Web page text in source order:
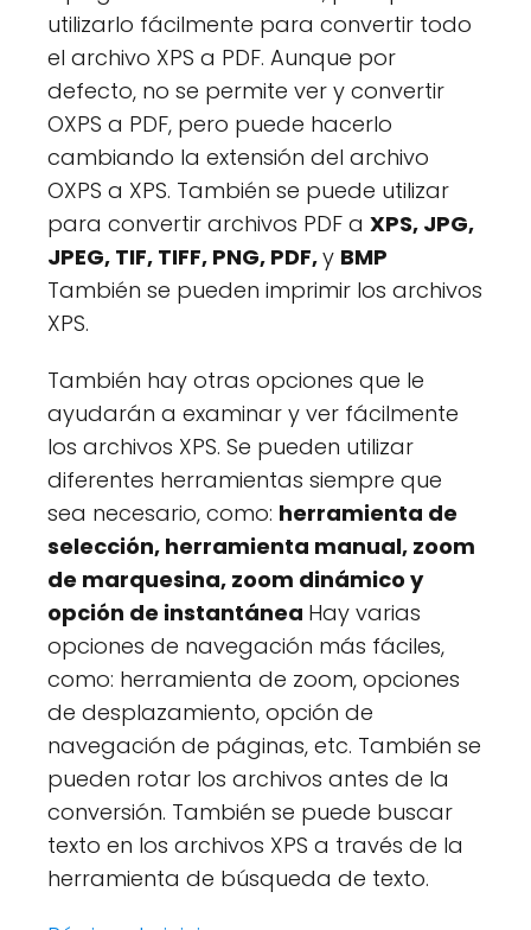
utilizarlo fácilmente para convertir todo
el archivo XPS a PDF. Aunque por
defecto, no se permite ver y convertir
OXPS a PDF, pero puede hacerlo
cambiando la extensión del archivo
OXPS a XPS. También se puede utilizar
para convertir archivos PDF a XPS, JPG,
JPEG, TIF, TIFF, PNG, PDF,y BMP
También se pueden imprimir los archivos
XPS.
También hay otras opciones que le
ayudarán a examinar y ver fácilmente
los archivos XPS. Se pueden utilizar
diferentes herramientas siempre que
sea necesario, como: herramienta de
selección, herramienta manual, zoom
de marquesina, zoom dinámico y
opción de instantánea Hay varias
opciones de navegación más fáciles,
como: herramienta de zoom, opciones
de desplazamiento, opción de
navegación de páginas, etc. También se
pueden rotar los archivos antes de la
conversión. También se puede buscar
texto en los archivos XPS a través de la
herramienta de búsqueda de texto.